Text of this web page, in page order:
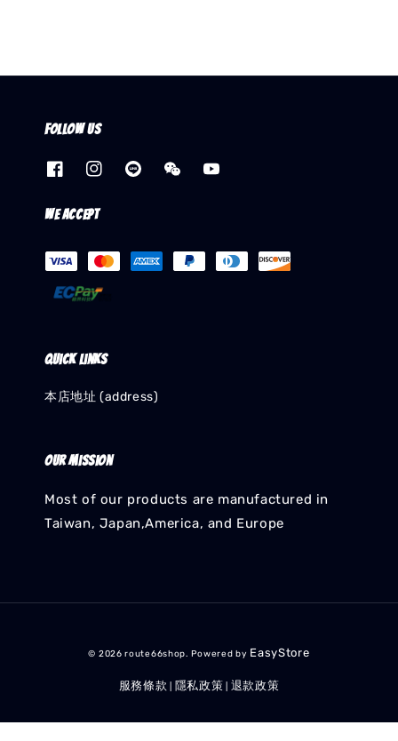
Follow us
We accept
Quick links
本店地址 (address)
Our mission
Most of our products are manufactured in
Taiwan, Japan,America, and Europe
© 2026 route66shop. Powered by EasyStore
服務條款 隱私政策 退款政策